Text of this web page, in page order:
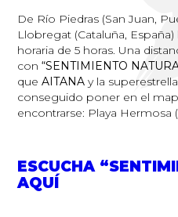
De Río Piedras (San Juan,
Llobregat (Cataluña,
horaria de 5 horas. Una
con“SENTIMIENTO
queAITANA y la
conseguido poner en el
encontrarse: Playa Hermosa
ESCUCHA
AQUÍ